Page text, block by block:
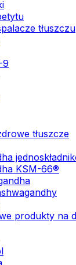
tłuszczu
9
tłuszcze
KSM-66®
produkty na